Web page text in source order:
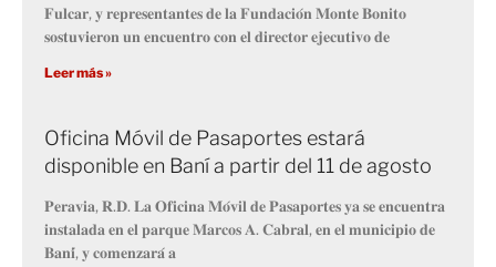
𝐅𝐮𝐥𝐜𝐚𝐫, 𝐲 𝐫𝐞𝐩𝐫𝐞𝐬𝐞𝐧𝐭𝐚𝐧𝐭𝐞𝐬 𝐝𝐞 𝐥𝐚 𝐅𝐮𝐧𝐝𝐚𝐜𝐢𝐨́𝐧 𝐌𝐨𝐧𝐭𝐞 𝐁𝐨𝐧𝐢𝐭𝐨
𝐬𝐨𝐬𝐭𝐮𝐯𝐢𝐞𝐫𝐨𝐧 𝐮𝐧 𝐞𝐧𝐜𝐮𝐞𝐧𝐭𝐫𝐨 𝐜𝐨𝐧 𝐞𝐥 𝐝𝐢𝐫𝐞𝐜𝐭𝐨𝐫 𝐞𝐣𝐞𝐜𝐮𝐭𝐢𝐯𝐨 𝐝𝐞
Leer más »
Oficina Móvil de Pasaportes estará
disponible en Baní a partir del 11 de agosto
𝐏𝐞𝐫𝐚𝐯𝐢𝐚, 𝐑.𝐃. 𝐋𝐚 𝐎𝐟𝐢𝐜𝐢𝐧𝐚 𝐌𝐨́𝐯𝐢𝐥 𝐝𝐞 𝐏𝐚𝐬𝐚𝐩𝐨𝐫𝐭𝐞𝐬 𝐲𝐚 𝐬𝐞 𝐞𝐧𝐜𝐮𝐞𝐧𝐭𝐫𝐚
𝐢𝐧𝐬𝐭𝐚𝐥𝐚𝐝𝐚 𝐞𝐧 𝐞𝐥 𝐩𝐚𝐫𝐪𝐮𝐞 𝐌𝐚𝐫𝐜𝐨𝐬 𝐀. 𝐂𝐚𝐛𝐫𝐚𝐥, 𝐞𝐧 𝐞𝐥 𝐦𝐮𝐧𝐢𝐜𝐢𝐩𝐢𝐨 𝐝𝐞
𝐁𝐚𝐧𝐢́, 𝐲 𝐜𝐨𝐦𝐞𝐧𝐳𝐚𝐫𝐚́ 𝐚